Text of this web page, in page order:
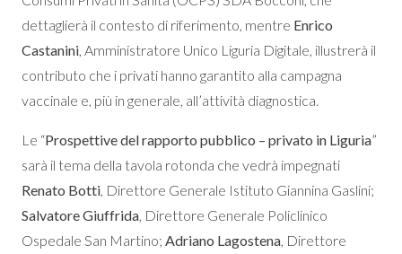
dettaglierà il contesto di riferimento, mentre Enrico
Castanini, Amministratore Unico Liguria Digitale, illustrerà il
contributo che i privati hanno garantito alla campagna
vaccinale e, più in generale, all’attività diagnostica.
Le “Prospettive del rapporto pubblico – privato in Liguria”
sarà il tema della tavola rotonda che vedrà impegnati
Renato Botti, Direttore Generale Istituto Giannina Gaslini;
Salvatore Giuffrida, Direttore Generale Policlinico
Ospedale San Martino; Adriano Lagostena, Direttore